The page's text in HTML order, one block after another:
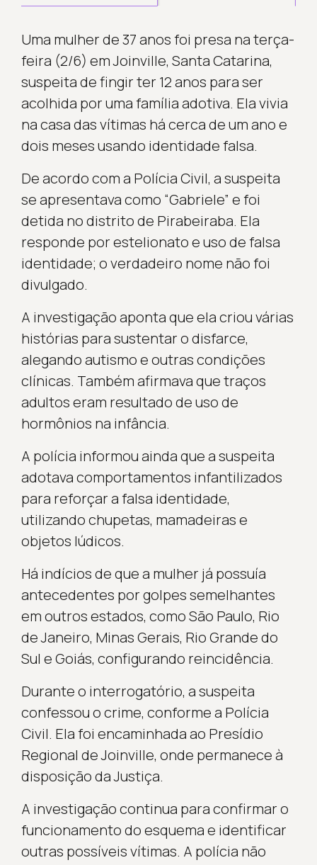
Uma mulher de 37 anos foi presa na terça-
feira (2/6) em Joinville, Santa Catarina,
suspeita de fingir ter 12 anos para ser
acolhida por uma família adotiva. Ela vivia
na casa das vítimas há cerca de um ano e
dois meses usando identidade falsa.
De acordo com a Polícia Civil, a suspeita
se apresentava como “Gabriele” e foi
detida no distrito de Pirabeiraba. Ela
responde por estelionato e uso de falsa
identidade; o verdadeiro nome não foi
divulgado.
A investigação aponta que ela criou várias
histórias para sustentar o disfarce,
alegando autismo e outras condições
clínicas. Também afirmava que traços
adultos eram resultado de uso de
hormônios na infância.
A polícia informou ainda que a suspeita
adotava comportamentos infantilizados
para reforçar a falsa identidade,
utilizando chupetas, mamadeiras e
objetos lúdicos.
Há indícios de que a mulher já possuía
antecedentes por golpes semelhantes
em outros estados, como São Paulo, Rio
de Janeiro, Minas Gerais, Rio Grande do
Sul e Goiás, configurando reincidência.
Durante o interrogatório, a suspeita
confessou o crime, conforme a Polícia
Civil. Ela foi encaminhada ao Presídio
Regional de Joinville, onde permanece à
disposição da Justiça.
A investigação continua para confirmar o
funcionamento do esquema e identificar
outras possíveis vítimas. A polícia não